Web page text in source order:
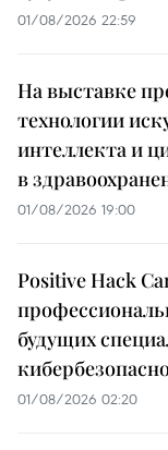
01/08/2026 22:59
На выставке
технологии
интеллекта и
в
01/08/2026 19:00
Positive Hack
будущих
01/08/2026 02:20